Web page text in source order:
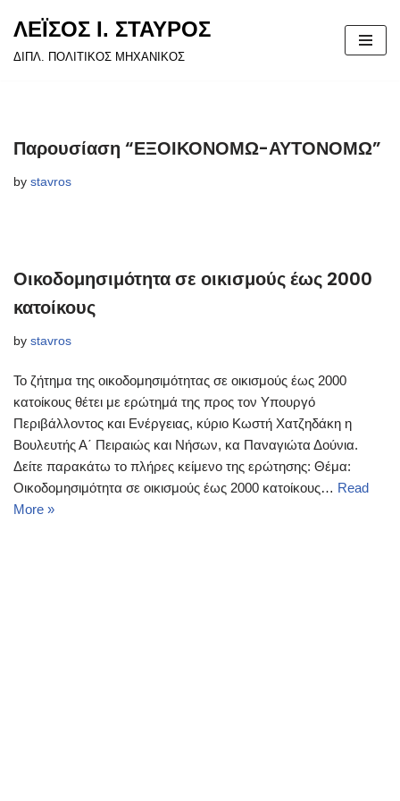
ΛΕΪΣΟΣ Ι. ΣΤΑΥΡΟΣ
ΔΙΠΛ. ΠΟΛΙΤΙΚΟΣ ΜΗΧΑΝΙΚΟΣ
Παρουσίαση “ΕΞΟΙΚΟΝΟΜΩ-ΑΥΤΟΝΟΜΩ”
by stavros
Οικοδομησιμότητα σε οικισμούς έως 2000
κατοίκους
by stavros
Το ζήτημα της οικοδομησιμότητας σε οικισμούς έως 2000
κατοίκους θέτει με ερώτημά της προς τον Υπουργό
Περιβάλλοντος και Ενέργειας, κύριο Κωστή Χατζηδάκη η
Βουλευτής Α΄ Πειραιώς και Νήσων, κα Παναγιώτα Δούνια.
Δείτε παρακάτω το πλήρες κείμενο της ερώτησης: Θέμα:
Οικοδομησιμότητα σε οικισμούς έως 2000 κατοίκους… Read
More »